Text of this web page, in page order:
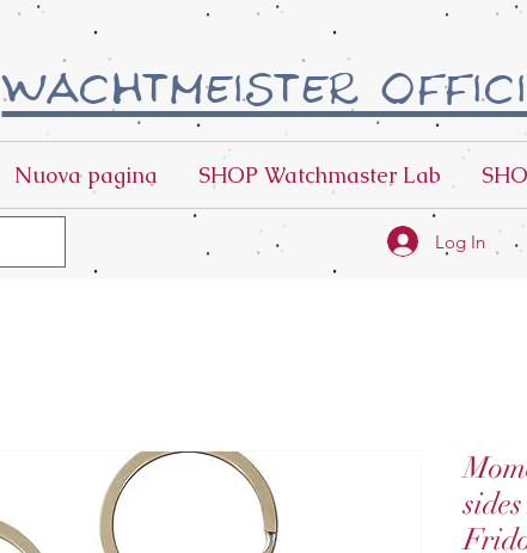
wachtmeister
Nuova pagina SHOP Watchmaster Lab
Log In